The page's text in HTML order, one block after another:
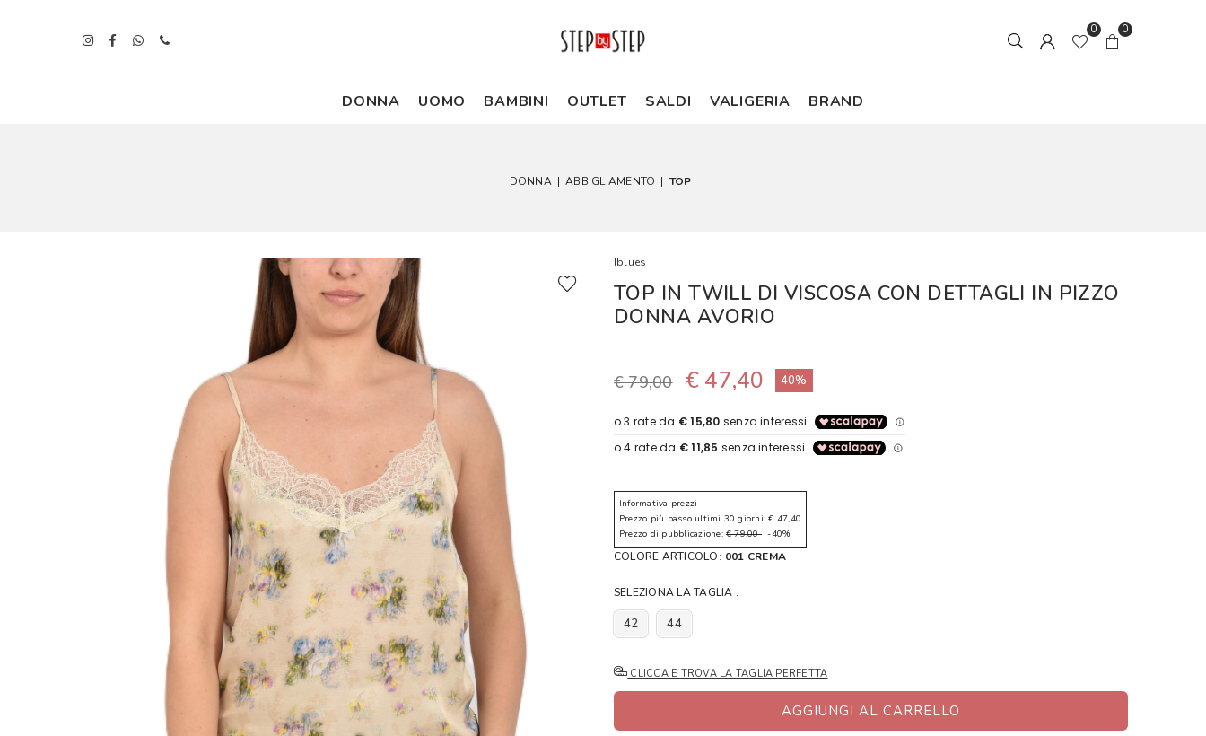
0 0
DONNA UOMO BAMBINI OUTLET SALDI VALIGERIA BRAND
DONNA | ABBIGLIAMENTO | TOP
Iblues
TOP IN TWILL DI VISCOSA CON DETTAGLI IN PIZZO
DONNA AVORIO
€ 79,00 € 47,40 40%
Informativa prezzi
Prezzo più basso ultimi 30 giorni: € 47,40
Prezzo di pubblicazione: € 79,00-40%
COLORE ARTICOLO: 001 CREMA
SELEZIONA LA TAGLIA :
42 44
CLICCA E TROVA LA TAGLIA PERFETTA
AGGIUNGI AL CARRELLO